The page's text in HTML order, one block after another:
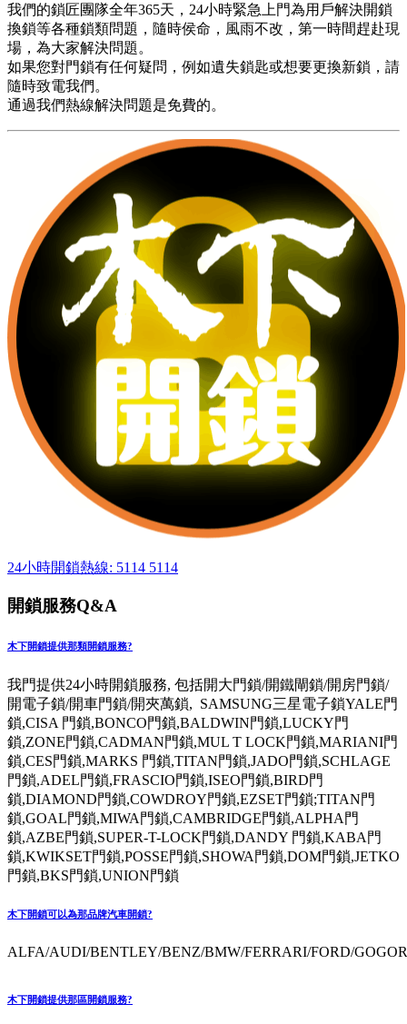
我們的鎖匠團隊全年365天，24小時緊急上門為用戶解決開鎖
換鎖等各種鎖類問題，隨時侯命，風雨不改，第一時間趕赴現
場，為大家解決問題。
如果您對門鎖有任何疑問，例如遺失鎖匙或想要更換新鎖，請
隨時致電我們。
通過我們熱線解決問題是免費的。
24小時開鎖熱線: 5114 5114
開鎖服務Q&A
木下開鎖提供那類開鎖服務?
我門提供24小時開鎖服務, 包括開大門鎖/開鐵閘鎖/開房門鎖/
開電子鎖/開車門鎖/開夾萬鎖, SAMSUNG三星電子鎖YALE門
鎖,CISA 門鎖,BONCO門鎖,BALDWIN門鎖,LUCKY門
鎖,ZONE門鎖,CADMAN門鎖,MUL T LOCK門鎖,MARIANI門
鎖,CES門鎖,MARKS 門鎖,TITAN門鎖,JADO門鎖,SCHLAGE
門鎖,ADEL門鎖,FRASCIO門鎖,ISEO門鎖,BIRD門
鎖,DIAMOND門鎖,COWDROY門鎖,EZSET門鎖;TITAN門
鎖,GOAL門鎖,MIWA門鎖,CAMBRIDGE門鎖,ALPHA門
鎖,AZBE門鎖,SUPER-T-LOCK門鎖,DANDY 門鎖,KABA門
鎖,KWIKSET門鎖,POSSE門鎖,SHOWA門鎖,DOM門鎖,JETKO
門鎖,BKS門鎖,UNION門鎖
木下開鎖可以為那品牌汽車開鎖?
ALFA/AUDI/BENTLEY/BENZ/BMW/FERRARI/FORD/
木下開鎖提供那區開鎖服務?